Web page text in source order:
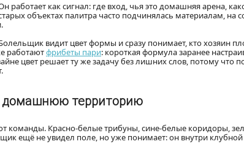
работает как сигнал: где вход, чья это домашняя арена,
объектах палитра часто подчинялась материалам, на
видит цвет формы и сразу понимает, кто хозяин
работаютфрибеты пари: короткая формула заранее
цвет решает ту же задачу без лишних слов, потому что
домашнюю территорию
команды. Красно-белые трибуны, сине-белые коридоры,
ещё не увидел поле, но уже понимает: он внутри